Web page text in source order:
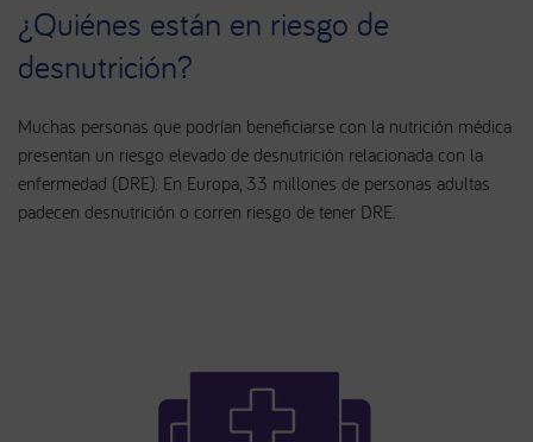
¿Quiénes están en riesgo de
desnutrición?
Muchas personas que podrían beneficiarse con la nutrición médica
presentan un riesgo elevado de desnutrición relacionada con la
enfermedad (DRE). En Europa, 33 millones de personas adultas
padecen desnutrición o corren riesgo de tener DRE.